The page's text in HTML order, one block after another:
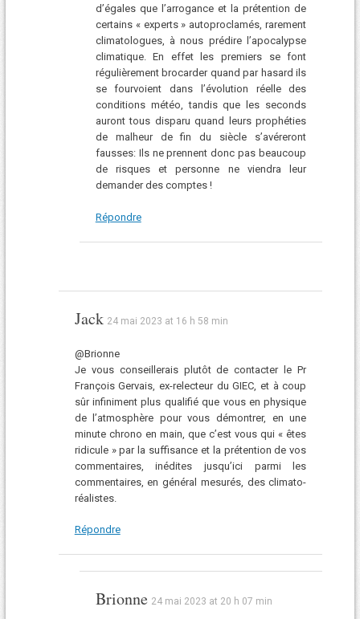
d’égales que l’arrogance et la prétention de
certains « experts » autoproclamés, rarement
climatologues, à nous prédire l’apocalypse
climatique. En effet les premiers se font
régulièrement brocarder quand par hasard ils
se fourvoient dans l’évolution réelle des
conditions météo, tandis que les seconds
auront tous disparu quand leurs prophéties
de malheur de fin du siècle s’avéreront
fausses: Ils ne prennent donc pas beaucoup
de risques et personne ne viendra leur
demander des comptes !
Répondre
Jack 24 mai 2023 at 16 h 58 min
@Brionne
Je vous conseillerais plutôt de contacter le Pr
François Gervais, ex-relecteur du GIEC, et à coup
sûr infiniment plus qualifié que vous en physique
de l’atmosphère pour vous démontrer, en une
minute chrono en main, que c’est vous qui « êtes
ridicule » par la suffisance et la prétention de vos
commentaires, inédites jusqu’ici parmi les
commentaires, en général mesurés, des climato-
réalistes.
Répondre
Brionne 24 mai 2023 at 20 h 07 min